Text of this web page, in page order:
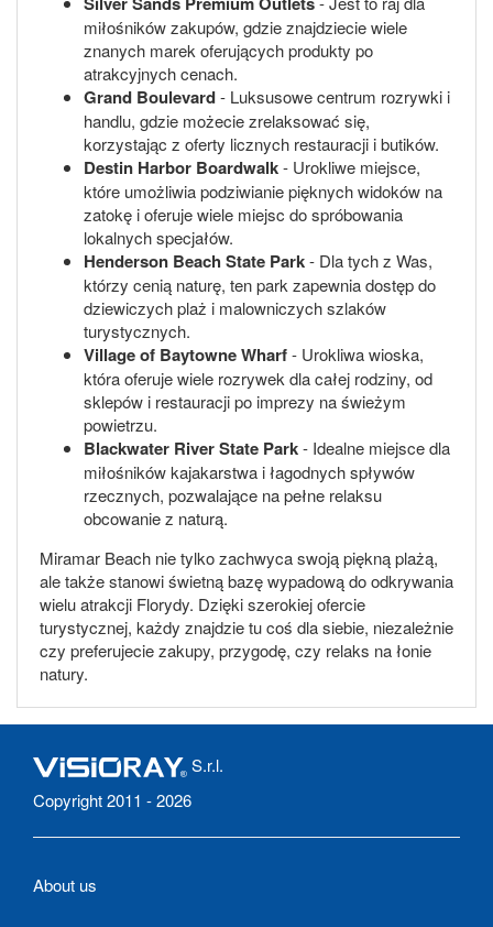
miłośników zakupów, gdzie znajdziecie wiele
znanych marek oferujących produkty po
atrakcyjnych cenach.
Grand Boulevard- Luksusowe centrum rozrywki i
handlu, gdzie możecie zrelaksować się,
korzystając z oferty licznych restauracji i butików.
Destin Harbor Boardwalk- Urokliwe miejsce,
które umożliwia podziwianie pięknych widoków na
zatokę i oferuje wiele miejsc do spróbowania
lokalnych specjałów.
Henderson Beach State Park- Dla tych z Was,
którzy cenią naturę, ten park zapewnia dostęp do
dziewiczych plaż i malowniczych szlaków
turystycznych.
Village of Baytowne Wharf- Urokliwa wioska,
która oferuje wiele rozrywek dla całej rodziny, od
sklepów i restauracji po imprezy na świeżym
powietrzu.
Blackwater River State Park- Idealne miejsce dla
miłośników kajakarstwa i łagodnych spływów
rzecznych, pozwalające na pełne relaksu
obcowanie z naturą.
Miramar Beach nie tylko zachwyca swoją piękną plażą,
ale także stanowi świetną bazę wypadową do odkrywania
wielu atrakcji Florydy. Dzięki szerokiej ofercie
turystycznej, każdy znajdzie tu coś dla siebie, niezależnie
czy preferujecie zakupy, przygodę, czy relaks na łonie
natury.
S.r.l.
Copyright 2011 - 2026
About us